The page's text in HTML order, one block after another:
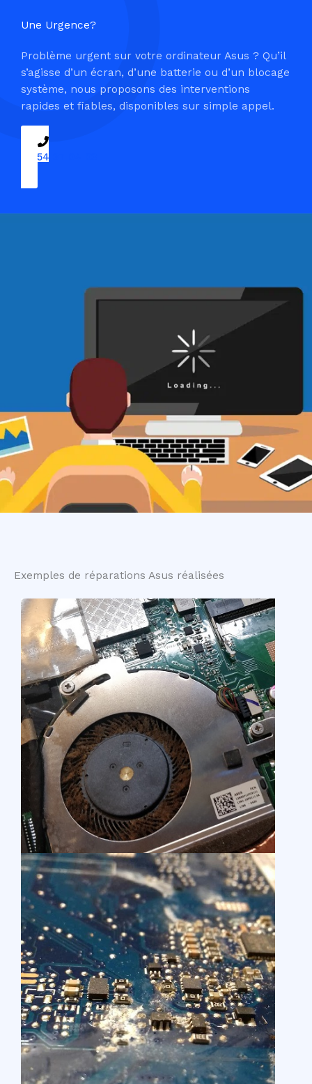
Une Urgence?
Problème urgent sur votre ordinateur Asus ? Qu’il
s’agisse d’un écran, d’une batterie ou d’un blocage
système, nous proposons des interventions
rapides et fiables, disponibles sur simple appel.
09 54 37 04 03
Exemples de réparations Asus réalisées